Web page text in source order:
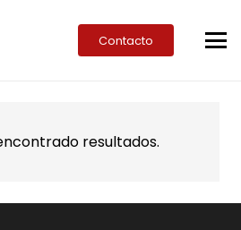
Contacto
resultados.